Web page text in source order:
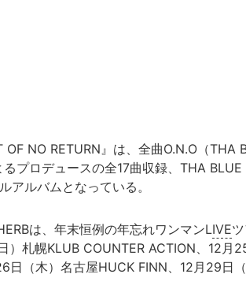
NO RETURN』は、全曲O.N.O（THA
プロデュースの全17曲収録、THA BLUE
アルバムとなっている。
は、年末恒例の年忘れワンマンLIVE
札幌KLUB COUNTER ACTION、12月
日（木）名古屋HUCK FINN、12月29日